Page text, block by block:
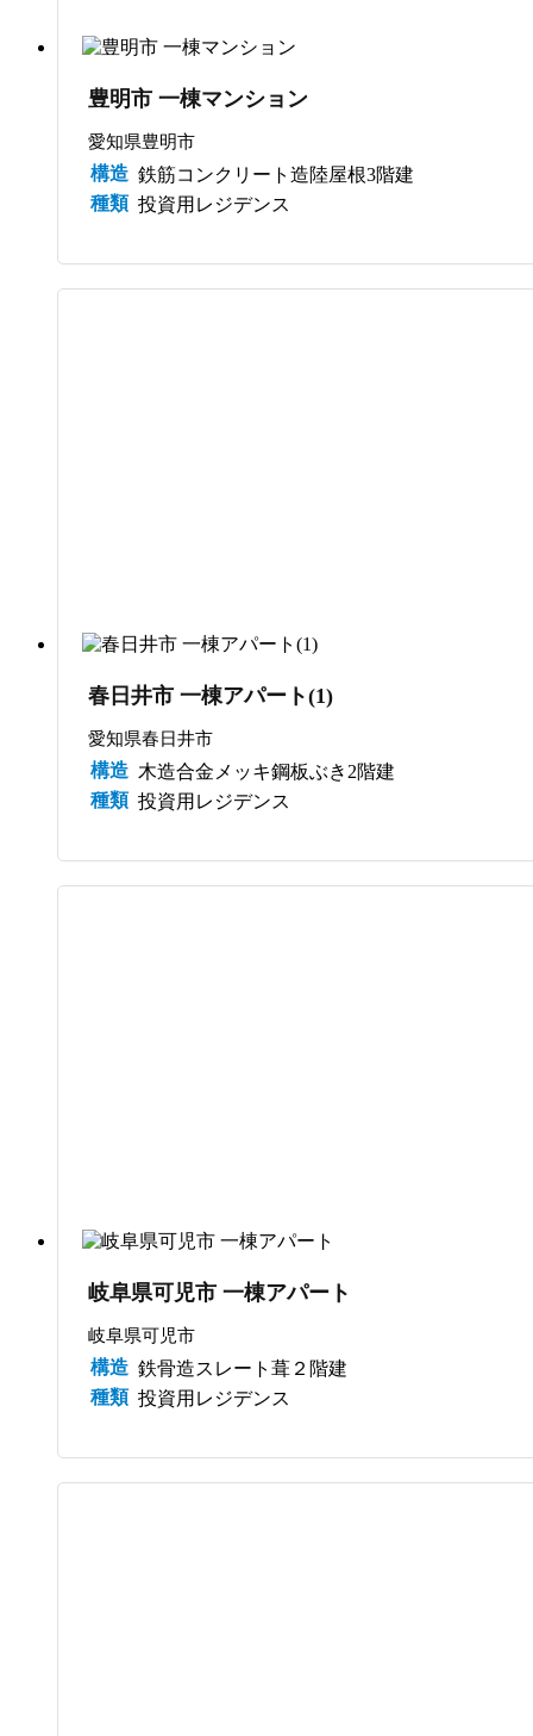
豊明市 一棟マンション
愛知県豊明市
構造 鉄筋コンクリート造陸屋根3階建
種類 投資用レジデンス
春日井市 一棟アパート(1)
愛知県春日井市
構造 木造合金メッキ鋼板ぶき2階建
種類 投資用レジデンス
岐阜県可児市 一棟アパート
岐阜県可児市
構造 鉄骨造スレート葺２階建
種類 投資用レジデンス